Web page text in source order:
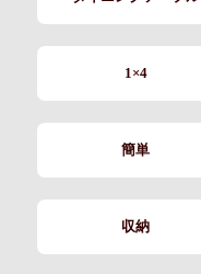
1×4
簡単
収納